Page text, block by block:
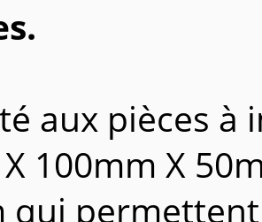
aux pièces à
100mm X
qui